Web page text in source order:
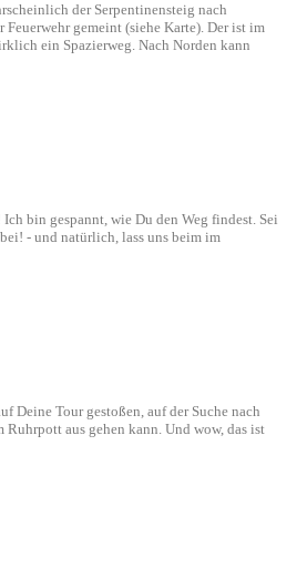
der Serpentinensteig nach
gemeint (siehe Karte). Der ist im
ein Spazierweg. Nach Norden kann
bin gespannt, wie Du den Weg findest. Sei
- und natürlich, lass uns beim im
Deine Tour gestoßen, auf der Suche nach
aus gehen kann. Und wow, das ist